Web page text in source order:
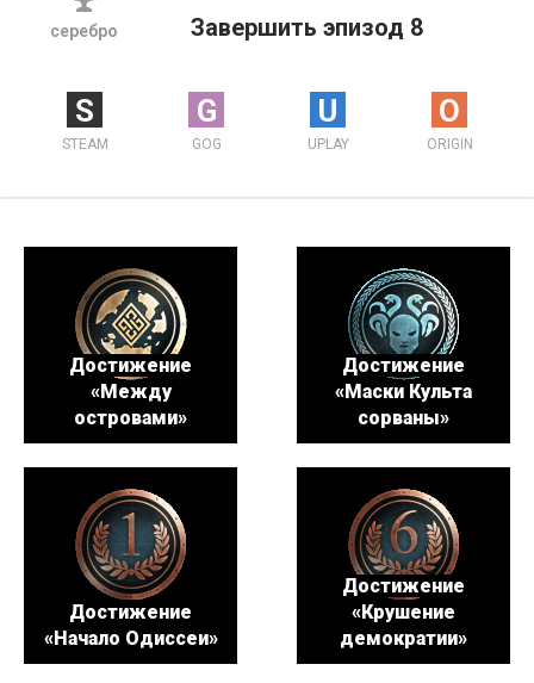
серебро Завершить эпизод 8
S
STEAM
G
GOG
U
UPLAY
O
ORIGIN
Достижение
«Между
островами»
Достижение
«Маски Культа
сорваны»
Достижение
«Начало Одиссеи»
Достижение
«Крушение
демократии»